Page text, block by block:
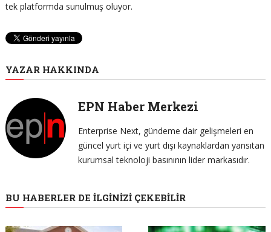
tek platformda sunulmuş oluyor.
YAZAR HAKKINDA
EPN Haber Merkezi
Enterprise Next, gündeme dair gelişmeleri en
güncel yurt içi ve yurt dışı kaynaklardan yansıtan
kurumsal teknoloji basınının lider markasıdır.
BU HABERLER DE İLGINIZI ÇEKEBILIR